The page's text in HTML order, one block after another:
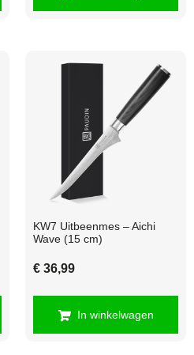
KW7 Uitbeenmes – Aichi
Wave (15 cm)
€ 36,99
In winkelwagen